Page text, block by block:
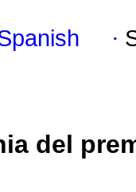
·
del